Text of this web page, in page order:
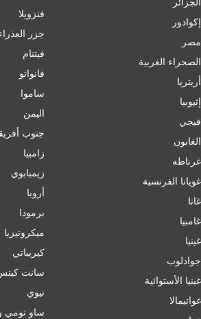
إكوادور
مصر
الصحراء الغربية
أريتريا
إثيوبيا
فيجي
الغابون
غرناطه
غويانا الفرنسية
غانا
غامبيا
غينيا
جوادلوب
غينيا الأستوائية
غواتيمالا
فنزويلا
جزر
فيتنام
فانواتو
ساموا
اليمن
جنوب
زامبيا
زيمبابوي
أروبا
برمودا
ميكرونيزيا
كيريباتي
سانت
نيوي
ساو تومي